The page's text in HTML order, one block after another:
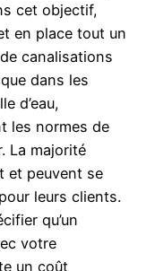
cet objectif,
en place tout un
canalisations
dans les
d’eau,
les normes de
La majorité
et peuvent se
leurs clients.
qu’un
votre
un coût